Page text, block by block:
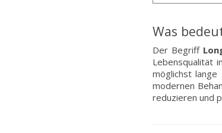
Was
Der Begriff
Lebensqualität
möglichst
modernen
reduzieren und